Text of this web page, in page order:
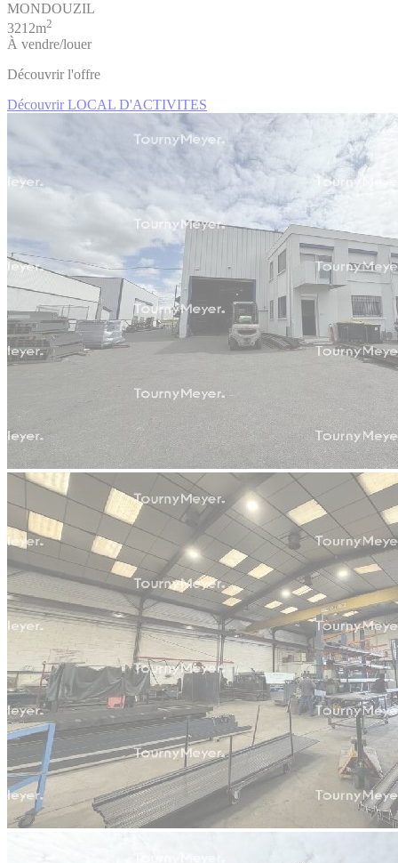
MONDOUZIL
3212m2
À vendre/louer
Découvrir l'offre
Découvrir LOCAL D'ACTIVITES